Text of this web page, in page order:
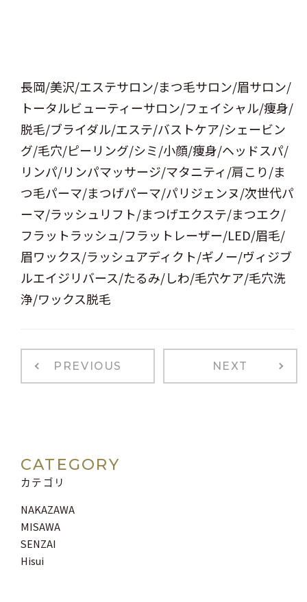
長岡/美沢/エステサロン/まつ毛サロン/眉サロン/
トータルビューティーサロン/フェイシャル/痩身/
脱毛/ブライダル/エステ/バストケア/シェービン
グ/毛穴/ピーリング/シミ/小顔/痩身/ヘッドスパ/
リンパ/リンパマッサージ/マタニティ/肩こり/ま
つ毛パーマ/まつげパーマ/パリジェンヌ/次世代パ
ーマ/ラッシュリフト/まつげエクステ/まつエク/
フラットラッシュ/フラットレーザー/LED/眉毛/
眉ワックス/ラッシュアディクト/ギノー/ヴィジブ
ルエイジリバース/たるみ/しわ/毛穴ケア/毛穴洗
浄/ワックス脱毛
PREVIOUS NEXT
CATEGORY
カテゴリ
NAKAZAWA
MISAWA
SENZAI
Hisui